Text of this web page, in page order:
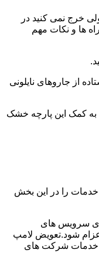
خرج نمی کنید در
ها و نکات مهم
از جاروهای نایلونی
به کمک این پارچه خشک
را در این بخش
سرویس های
شود.تعویض لامپ
خدمات شرکت های